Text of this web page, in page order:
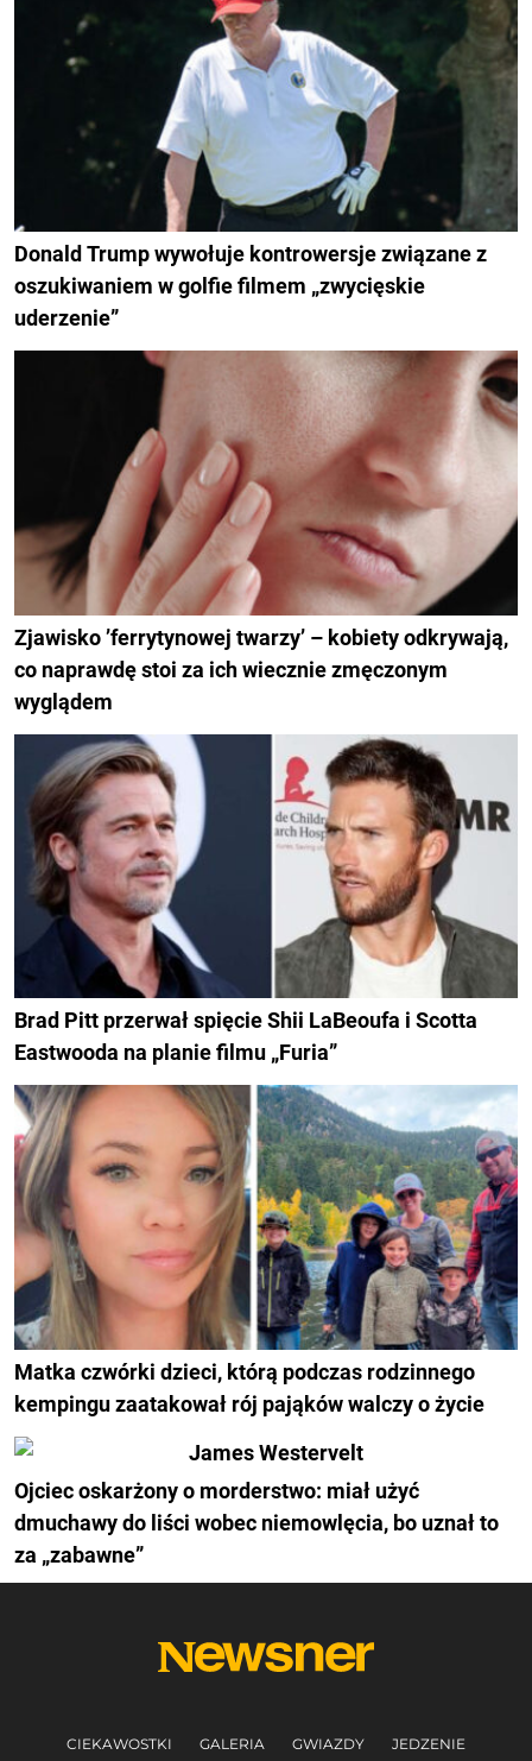
Donald Trump wywołuje kontrowersje związane z
oszukiwaniem w golfie filmem „zwycięskie
uderzenie”
Zjawisko ’ferrytynowej twarzy’ – kobiety odkrywają,
co naprawdę stoi za ich wiecznie zmęczonym
wyglądem
Brad Pitt przerwał spięcie Shii LaBeoufa i Scotta
Eastwooda na planie filmu „Furia”
Matka czwórki dzieci, którą podczas rodzinnego
kempingu zaatakował rój pająków walczy o życie
Ojciec oskarżony o morderstwo: miał użyć
dmuchawy do liści wobec niemowlęcia, bo uznał to
za „zabawne”
CIEKAWOSTKI GALERIA GWIAZDY JEDZENIE